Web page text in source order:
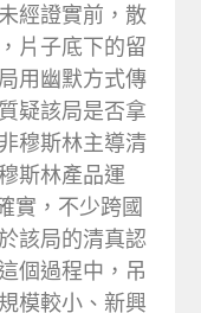
經證實前，散
片子底下的留
用幽默方式傳
疑該局是否拿
穆斯林主導清
斯林產品運
實，不少跨國
該局的清真認
個過程中，吊
模較小、新興